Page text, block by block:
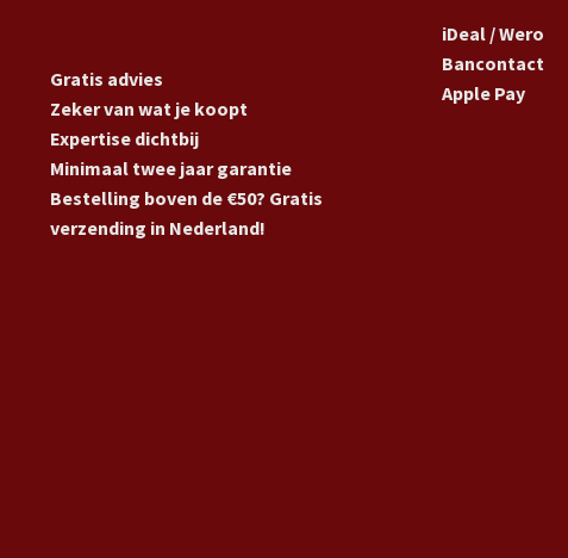
Gratis advies
Zeker van wat je koopt
Expertise dichtbij
Minimaal twee jaar garantie
Bestelling boven de €50? Gratis
verzending in Nederland!
iDeal / Wero
Bancontact
Apple Pay